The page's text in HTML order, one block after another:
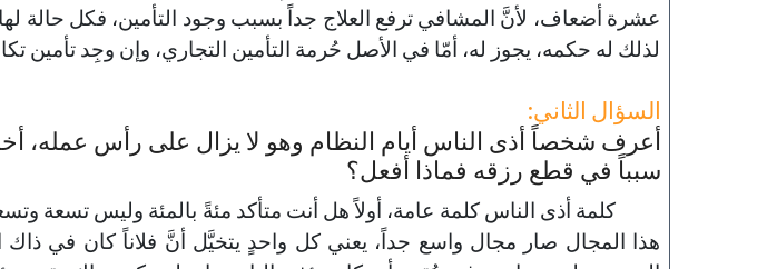
عشرة أضعاف، لأنَّ المشافي ترفع العلاج جداً بسبب وجود التأمين، فكل حالة
لذلك له حكمه، يجوز له، أمّا في الأصل حُرمة التأمين التجاري، وإن وجِد تأمين
السؤال الثاني:
أعرف شخصاً أذى الناس أيام النظام وهو لا يزال على رأس عمله،
سبباً في قطع رزقه فماذا أفعل؟
كلمة أذى الناس كلمة عامة، أولاً هل أنت متأكد مئةً بالمئة وليس تسعة
هذا المجال صار مجال واسع جداً، يعني كل واحدٍ يتخيَّل أنَّ فلاناً كان في ذاك